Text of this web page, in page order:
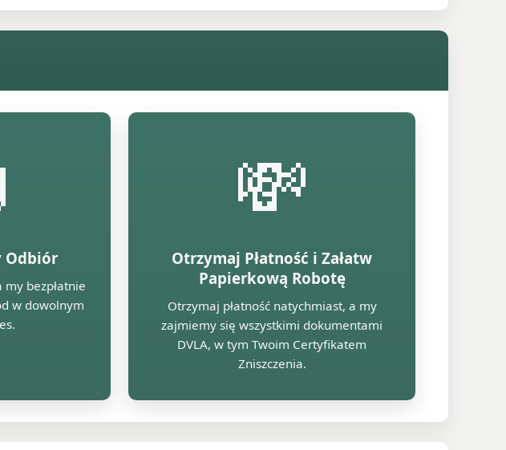
Odbiór
bezpłatnie
w dowolnym
💸
Otrzymaj Płatność i Załatw
Papierkową Robotę
Otrzymaj płatność natychmiast, a my
zajmiemy się wszystkimi dokumentami
DVLA, w tym Twoim Certyfikatem
Zniszczenia.